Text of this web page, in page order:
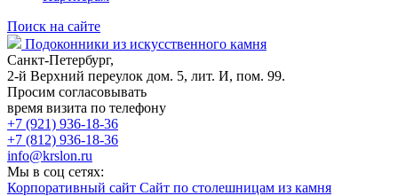
Поиск на сайте
Подоконники из искусственного камня
Санкт-Петербург,
2-й Верхний переулок дом. 5, лит. И, пом. 99.
Просим согласовывать
время визита по телефону
+7 (921) 936-18-36
+7 (812) 936-18-36
info@krslon.ru
Мы в соц сетях:
Корпоративный сайт Сайт по столешницам из камня